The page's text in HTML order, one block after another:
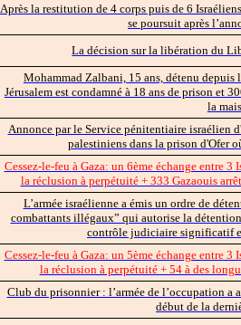
Après la restitution de 4 corps puis de 6
se poursuit après
La décision sur la libération du
Mohammad Zalbani, 15 ans, détenu
Jérusalem est condamné à 18 ans de prison et
la
Annonce par le Service pénitentiaire israélien
palestiniens dans la prison d'Ofer
Cessez-le-feu à Gaza: un 6ème échange entre
la réclusion à perpétuité + 333 Gazaouis
L’armée israélienne a émis un ordre de
combattants illégaux” qui autorise la
contrôle judiciaire significatif
Cessez-le-feu à Gaza: un 5ème échange entre
la réclusion à perpétuité + 54 à des
Club du prisonnier : l’armée de l’occupation a
début de la